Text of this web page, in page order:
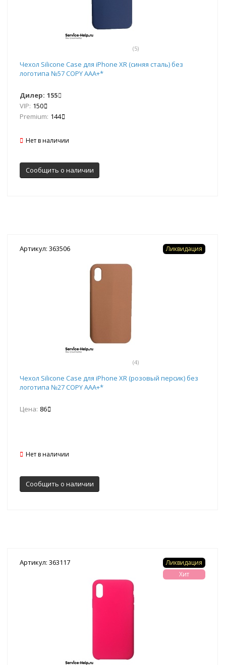
(5)
Чехол Silicone Case для iPhone XR (синяя сталь) без
логотипа №57 COPY AAA+*
Дилер: 155
VIP: 150
Premium: 144
Нет в наличии
Сообщить о наличии
Артикул: 363506
(4)
Ликвидация
Чехол Silicone Case для iPhone XR (розовый персик) без
логотипа №27 COPY AAA+*
Цена: 86
Нет в наличии
Сообщить о наличии
Артикул: 363117
Ликвидация
Хит